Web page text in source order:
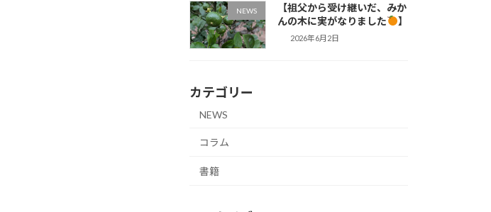
NEWS
【祖父から受け継いだ、みか
んの木に実がなりました
】
2026年6月2日
カテゴリー
NEWS
コラム
書籍